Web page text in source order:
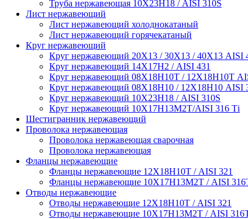
Труба нержавеющая 10Х23Н18 / AISI 310S
Лист нержавеющий
Лист нержавеющий холоднокатаный
Лист нержавеющий горячекатаный
Круг нержавеющий
Круг нержавеющий 20Х13 / 30Х13 / 40Х13 AISI
Круг нержавеющий 14Х17Н2 / AISI 431
Круг нержавеющий 08Х18Н10Т / 12Х18Н10Т
Круг нержавеющий 08Х18Н10 / 12Х18Н10 AISI
Круг нержавеющий 10Х23Н18 / AISI 310S
Круг нержавеющий 10Х17Н13М2Т/AISI 316 Тi
Шестигранник нержавеющий
Проволока нержавеющая
Проволока нержавеющая сварочная
Проволока нержавеющая
Фланцы нержавеющие
Фланцы нержавеющие 12Х18Н10Т / AISI 321
Фланцы нержавеющие 10Х17Н13М2Т / AISI
Отводы нержавеющие
Отводы нержавеющие 12Х18Н10Т / AISI 321
Отводы нержавеющие 10Х17Н13М2Т / AISI